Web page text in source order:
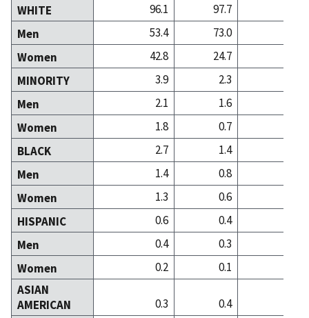
WHITE
96.1 97.7
Men
53.4 73.0
Women
42.8 24.7
MINORITY
3.9 2.3
Men
2.1 1.6
Women
1.8 0.7
BLACK
2.7 1.4
Men
1.4 0.8
Women
1.3 0.6
HISPANIC
0.6 0.4
Men
0.4 0.3
Women
0.2 0.1
ASIAN
AMERICAN
0.3 0.4